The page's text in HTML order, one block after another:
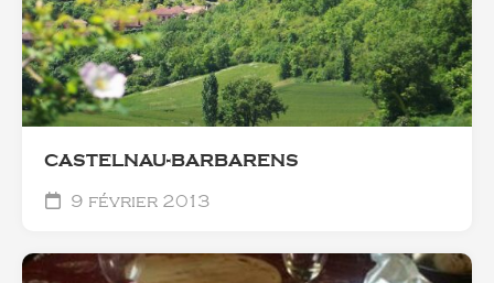
CASTELNAU-BARBARENS
9 février 2013